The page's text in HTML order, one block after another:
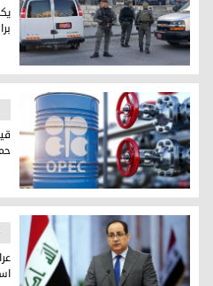
پلیس اسرائیل
قیمت نفت در بازارهای جهانی